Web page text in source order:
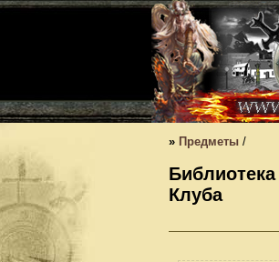
» Предметы/
Клуба